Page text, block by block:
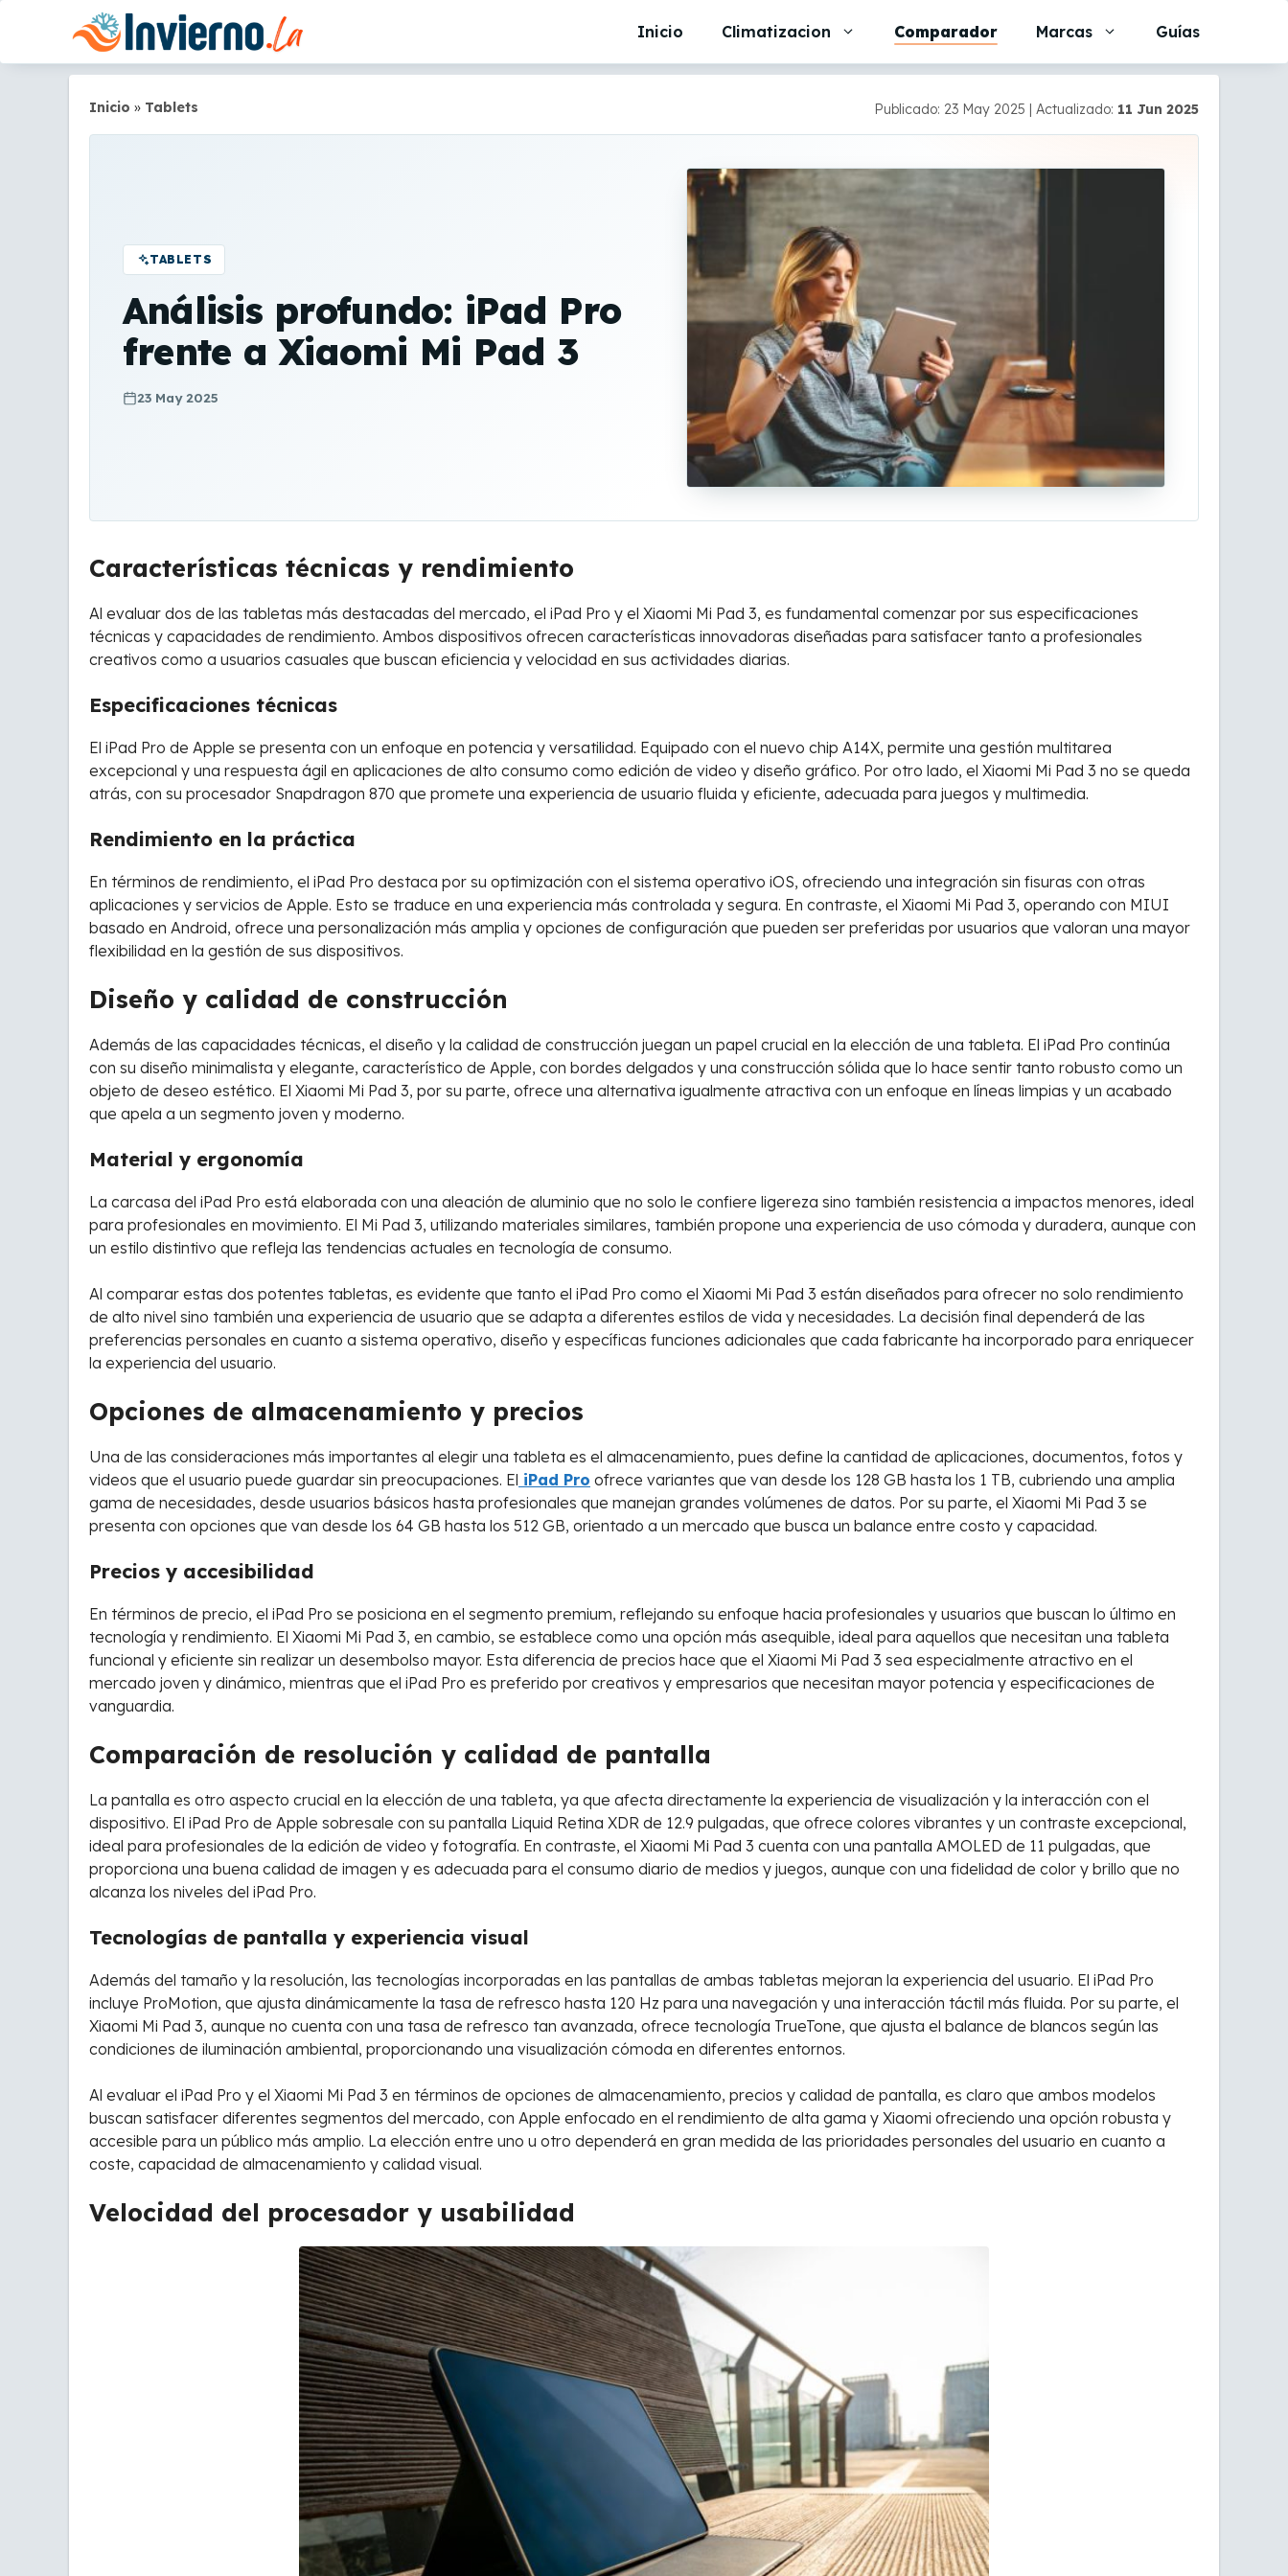
Inicio Climatizacion Comparador Marcas Guías
Inicio » Tablets Publicado: 23 May 2025 | Actualizado: 11 Jun 2025
TABLETS
Análisis profundo: iPad Pro
frente a Xiaomi Mi Pad 3
23 May 2025
Características técnicas y rendimiento
Al evaluar dos de las tabletas más destacadas del mercado, el iPad Pro y el Xiaomi Mi Pad 3, es fundamental comenzar por sus especificaciones
técnicas y capacidades de rendimiento. Ambos dispositivos ofrecen características innovadoras diseñadas para satisfacer tanto a profesionales
creativos como a usuarios casuales que buscan eficiencia y velocidad en sus actividades diarias.
Especificaciones técnicas
El iPad Pro de Apple se presenta con un enfoque en potencia y versatilidad. Equipado con el nuevo chip A14X, permite una gestión multitarea
excepcional y una respuesta ágil en aplicaciones de alto consumo como edición de video y diseño gráfico. Por otro lado, el Xiaomi Mi Pad 3 no se queda
atrás, con su procesador Snapdragon 870 que promete una experiencia de usuario fluida y eficiente, adecuada para juegos y multimedia.
Rendimiento en la práctica
En términos de rendimiento, el iPad Pro destaca por su optimización con el sistema operativo iOS, ofreciendo una integración sin fisuras con otras
aplicaciones y servicios de Apple. Esto se traduce en una experiencia más controlada y segura. En contraste, el Xiaomi Mi Pad 3, operando con MIUI
basado en Android, ofrece una personalización más amplia y opciones de configuración que pueden ser preferidas por usuarios que valoran una mayor
flexibilidad en la gestión de sus dispositivos.
Diseño y calidad de construcción
Además de las capacidades técnicas, el diseño y la calidad de construcción juegan un papel crucial en la elección de una tableta. El iPad Pro continúa
con su diseño minimalista y elegante, característico de Apple, con bordes delgados y una construcción sólida que lo hace sentir tanto robusto como un
objeto de deseo estético. El Xiaomi Mi Pad 3, por su parte, ofrece una alternativa igualmente atractiva con un enfoque en líneas limpias y un acabado
que apela a un segmento joven y moderno.
Material y ergonomía
La carcasa del iPad Pro está elaborada con una aleación de aluminio que no solo le confiere ligereza sino también resistencia a impactos menores, ideal
para profesionales en movimiento. El Mi Pad 3, utilizando materiales similares, también propone una experiencia de uso cómoda y duradera, aunque con
un estilo distintivo que refleja las tendencias actuales en tecnología de consumo.
Al comparar estas dos potentes tabletas, es evidente que tanto el iPad Pro como el Xiaomi Mi Pad 3 están diseñados para ofrecer no solo rendimiento
de alto nivel sino también una experiencia de usuario que se adapta a diferentes estilos de vida y necesidades. La decisión final dependerá de las
preferencias personales en cuanto a sistema operativo, diseño y específicas funciones adicionales que cada fabricante ha incorporado para enriquecer
la experiencia del usuario.
Opciones de almacenamiento y precios
Una de las consideraciones más importantes al elegir una tableta es el almacenamiento, pues define la cantidad de aplicaciones, documentos, fotos y
videos que el usuario puede guardar sin preocupaciones. El iPad Pro ofrece variantes que van desde los 128 GB hasta los 1 TB, cubriendo una amplia
gama de necesidades, desde usuarios básicos hasta profesionales que manejan grandes volúmenes de datos. Por su parte, el Xiaomi Mi Pad 3 se
presenta con opciones que van desde los 64 GB hasta los 512 GB, orientado a un mercado que busca un balance entre costo y capacidad.
Precios y accesibilidad
En términos de precio, el iPad Pro se posiciona en el segmento premium, reflejando su enfoque hacia profesionales y usuarios que buscan lo último en
tecnología y rendimiento. El Xiaomi Mi Pad 3, en cambio, se establece como una opción más asequible, ideal para aquellos que necesitan una tableta
funcional y eficiente sin realizar un desembolso mayor. Esta diferencia de precios hace que el Xiaomi Mi Pad 3 sea especialmente atractivo en el
mercado joven y dinámico, mientras que el iPad Pro es preferido por creativos y empresarios que necesitan mayor potencia y especificaciones de
vanguardia.
Comparación de resolución y calidad de pantalla
La pantalla es otro aspecto crucial en la elección de una tableta, ya que afecta directamente la experiencia de visualización y la interacción con el
dispositivo. El iPad Pro de Apple sobresale con su pantalla Liquid Retina XDR de 12.9 pulgadas, que ofrece colores vibrantes y un contraste excepcional,
ideal para profesionales de la edición de video y fotografía. En contraste, el Xiaomi Mi Pad 3 cuenta con una pantalla AMOLED de 11 pulgadas, que
proporciona una buena calidad de imagen y es adecuada para el consumo diario de medios y juegos, aunque con una fidelidad de color y brillo que no
alcanza los niveles del iPad Pro.
Tecnologías de pantalla y experiencia visual
Además del tamaño y la resolución, las tecnologías incorporadas en las pantallas de ambas tabletas mejoran la experiencia del usuario. El iPad Pro
incluye ProMotion, que ajusta dinámicamente la tasa de refresco hasta 120 Hz para una navegación y una interacción táctil más fluida. Por su parte, el
Xiaomi Mi Pad 3, aunque no cuenta con una tasa de refresco tan avanzada, ofrece tecnología TrueTone, que ajusta el balance de blancos según las
condiciones de iluminación ambiental, proporcionando una visualización cómoda en diferentes entornos.
Al evaluar el iPad Pro y el Xiaomi Mi Pad 3 en términos de opciones de almacenamiento, precios y calidad de pantalla, es claro que ambos modelos
buscan satisfacer diferentes segmentos del mercado, con Apple enfocado en el rendimiento de alta gama y Xiaomi ofreciendo una opción robusta y
accesible para un público más amplio. La elección entre uno u otro dependerá en gran medida de las prioridades personales del usuario en cuanto a
coste, capacidad de almacenamiento y calidad visual.
Velocidad del procesador y usabilidad